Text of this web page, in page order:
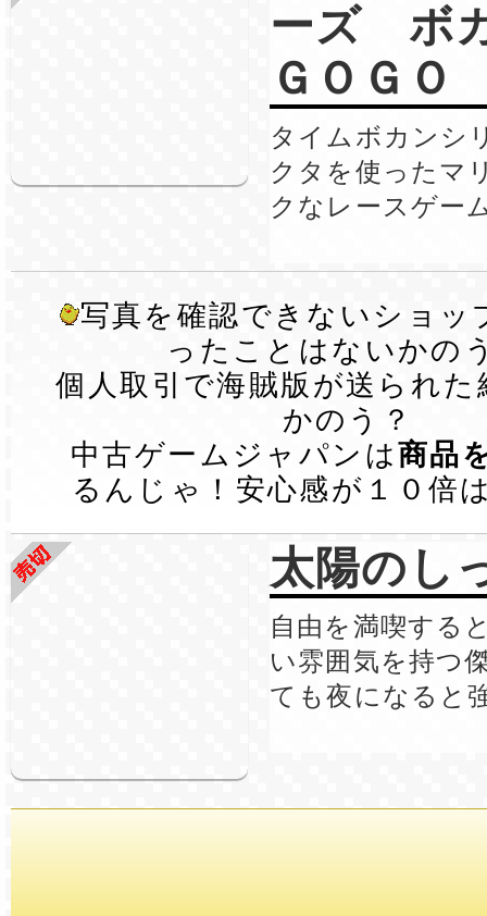
ーズ ボ
ＧＯＧＯ
タイムボカンシ
クタを使ったマ
クなレースゲー
写真を確認できないショッ
ったことはないかの
個人取引で海賊版が送られ
かのう？
中古ゲームジャパンは商品
るんじゃ！安心感が１０倍
太陽のし
自由を満喫する
い雰囲気を持つ
ても夜になると